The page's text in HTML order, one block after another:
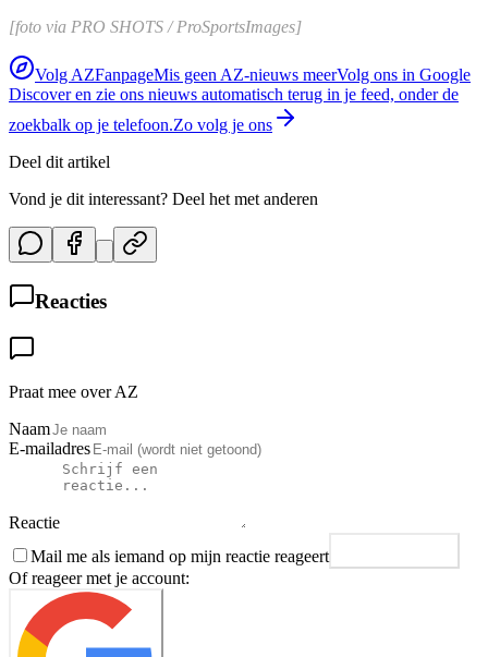
[foto via PRO SHOTS / ProSportsImages]
Volg AZFanpageMis geen AZ-nieuws meerVolg ons in Google
Discover en zie ons nieuws automatisch terug in je feed, onder de
zoekbalk op je telefoon.Zo volg je ons
Deel dit artikel
Vond je dit interessant? Deel het met anderen
Reacties
Praat mee over AZ
Naam
E-mailadres
Reactie
Mail me als iemand op mijn reactie reageert
Of reageer met je account: